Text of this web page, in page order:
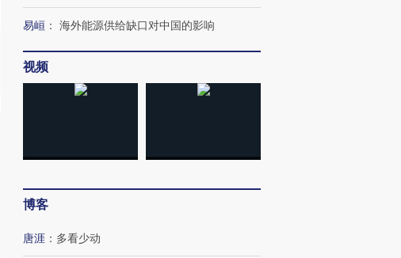
易峘 ： 海外能源供给缺口对中国的影响
视频
博客
唐涯 ： 多看少动